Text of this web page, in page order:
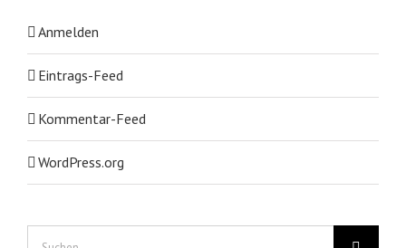
Anmelden
Eintrags-Feed
Kommentar-Feed
WordPress.org